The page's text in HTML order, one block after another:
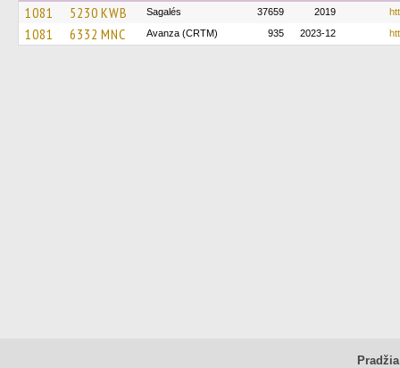
1081 5230 KWB Sagalés 37659 2019
1081 6332 MNC Avanza (CRTM) 935 2023-12
Pradžia